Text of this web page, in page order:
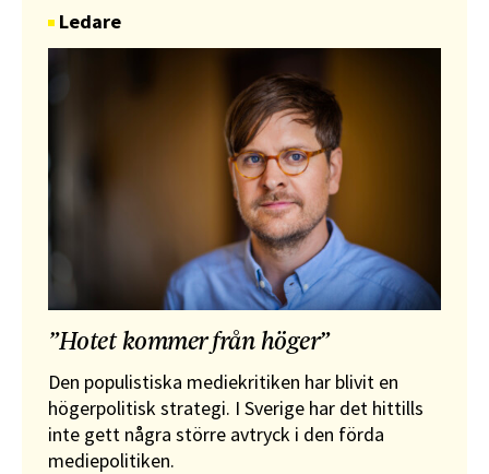
Ledare
”Hotet kommer från höger”
Den populistiska mediekritiken har blivit en
högerpolitisk strategi. I Sverige har det hittills
inte gett några större avtryck i den förda
mediepolitiken.